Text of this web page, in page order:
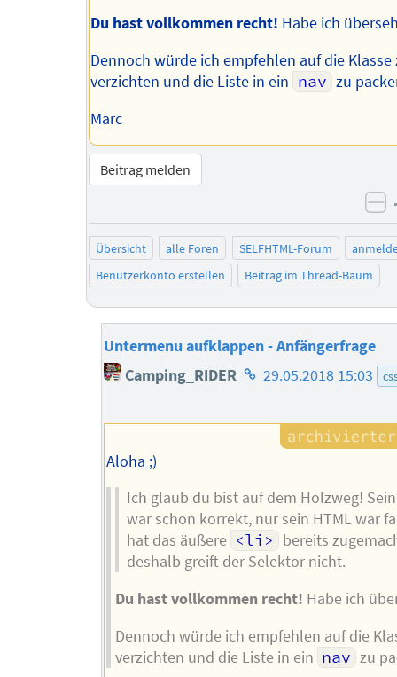
Du hast vollkommen recht! Habe ich
Dennoch würde ich empfehlen auf die Klasse
verzichten und die Liste in ein nav zu
Marc
Beitrag melden
Übersicht alle Foren SELFHTML-Forum
Benutzerkonto erstellen
Beitrag im Thread-Baum
Untermenu aufklappen - Anfängerfrage
Camping_RIDER Homepage
Autors
29.05.2018 15:03
Aloha ;)
Ich glaub du bist auf dem Holzweg!
war schon korrekt, nur sein HTML war
hat das äußere <li> bereits
deshalb greift der Selektor nicht.
Du hast vollkommen recht! Habe ich
Dennoch würde ich empfehlen auf die
verzichten und die Liste in ein nav zu